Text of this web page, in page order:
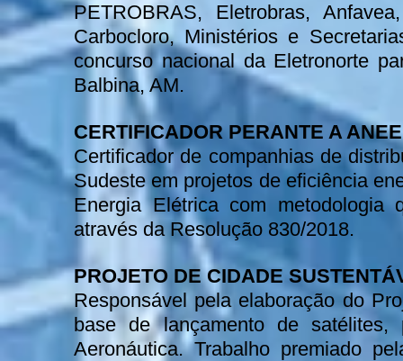
PETROBRAS, Eletrobras,
Carbocloro, Ministérios e
concurso nacional da Eletronorte
Balbina, AM.
CERTIFICADOR PERANTE A
Certificador de companhias de
Sudeste em projetos de eficiência
Energia Elétrica com
através da Resolução 830/2018.
PROJETO DE CIDADE
Responsável pela elaboração do
base de lançamento de
Aeronáutica. Trabalho premiado